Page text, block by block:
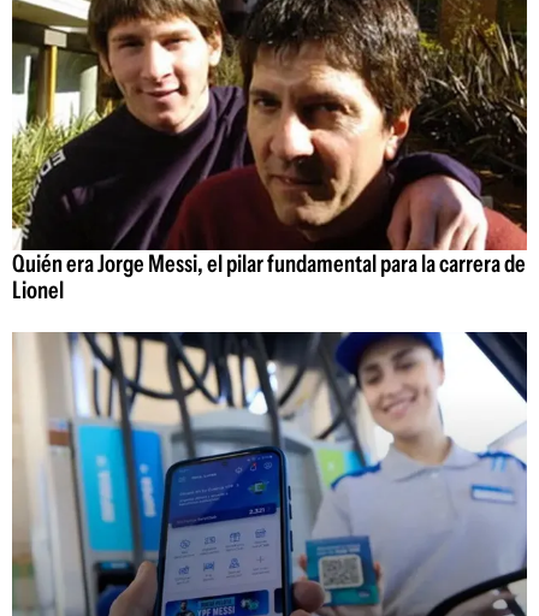
Quién era Jorge Messi, el pilar fundamental para la carrera de
Lionel